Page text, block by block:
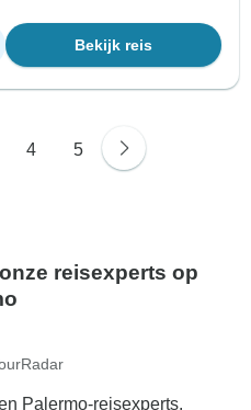
Bekijk reis
4 5
reisexperts op
Palermo-reisexperts.